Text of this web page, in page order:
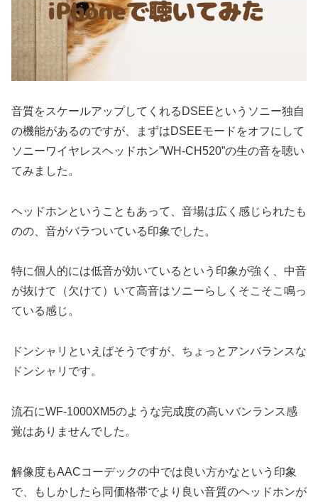
音質をスケールアップしてくれるDSEEというソニー独自
の機能があるのですが、まずはDSEEモードをオフにして
ソニーワイヤレスヘッドホン”WH-CH520”の生の音を聴い
てみました。
ヘッドホンということもあって、音場は広く感じられたも
のの、音がバラついている印象でした。
特に個人的には低音が効いているという印象が強く、中音
が抜けて（欠けて）いて高音はソニーらしくそこそこ鳴っ
ている感じ。
ドンシャリといえばそうですが、ちょっとアンバランスな
ドンシャリです。
流石にWF‐1000XM5のような完成度の高いバンランス感
覚はありませんでした。
解像度もAACコーデックの中では良い方かなという印象
で、もしかしたら同価格帯でより良い音質のヘッドホンが